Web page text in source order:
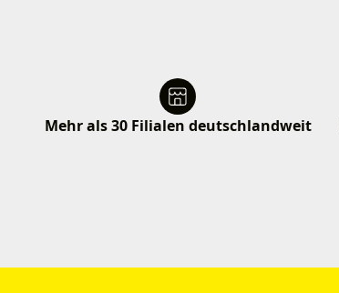
Mehr als 30 Filialen deutschlandweit